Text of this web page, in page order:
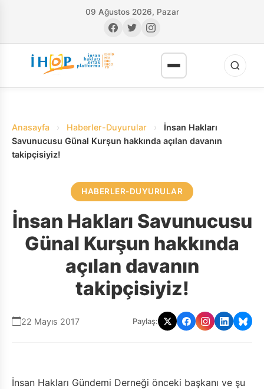
09 Ağustos 2026, Pazar
Anasayfa › Haberler-Duyurular ›
İnsan Hakları
Savunucusu Günal Kurşun hakkında açılan davanın
takipçisiyiz!
HABERLER-DUYURULAR
İnsan Hakları Savunucusu
Günal Kurşun hakkında
açılan davanın
takipçisiyiz!
22 Mayıs 2017 Paylaş:
İnsan Hakları Gündemi Derneği önceki başkanı ve şu